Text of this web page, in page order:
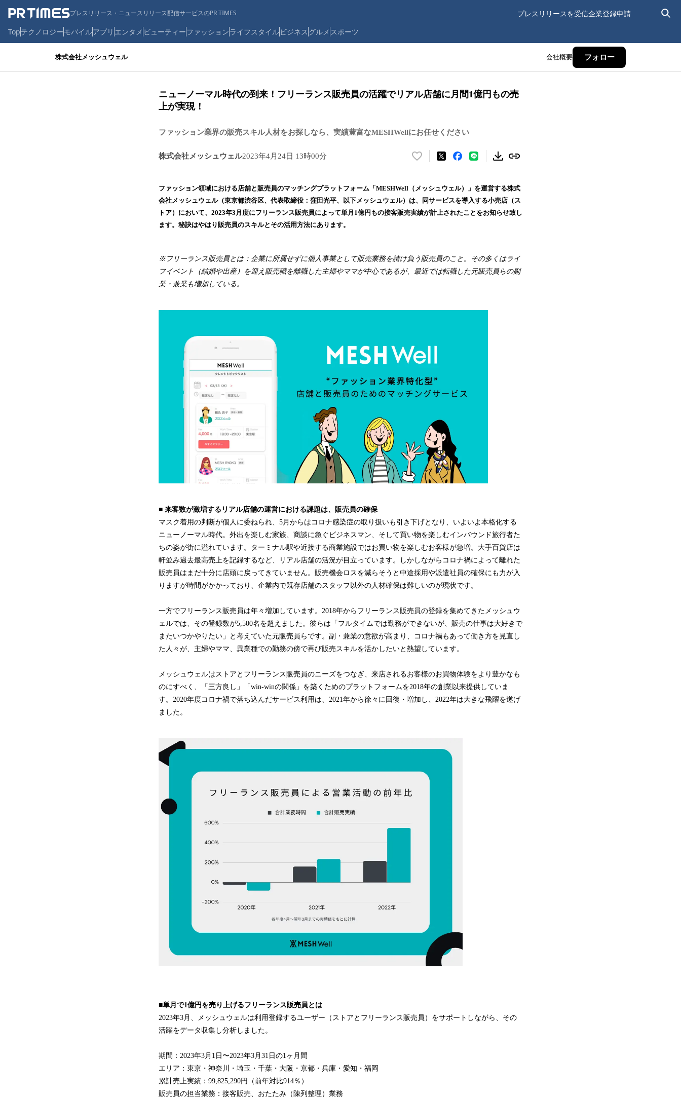
プレスリリース・ニュースリリース配信サービスのPR TIMES プレスリリースを受信企業登録申請
Topテクノロジーモバイルアプリ エンタメ ビューティーファッションライフスタイルビジネス グルメ スポーツ
株式会社メッシュウェル 会社概要 フォロー
ニューノーマル時代の到来！フリーランス販売員の活躍でリアル店舗に月間1億円もの売
上が実現！
ファッション業界の販売スキル人材をお探しなら、実績豊富なMESHWellにお任せください
株式会社メッシュウェル2023年4月24日 13時00分
い
！
数
を
み
中
ファッション領域における店舗と販売員のマッチングプラットフォーム「MESHWell（メッシュウェル）」を運営する株式
会社メッシュウェル（東京都渋谷区、代表取締役：窪田光平、以下メッシュウェル）は、同サービスを導入する小売店（ス
トア）において、2023年3月度にフリーランス販売員によって単月1億円もの接客販売実績が計上されたことをお知らせ致し
ます。秘訣はやはり販売員のスキルとその活用方法にあります。
※フリーランス販売員とは：企業に所属せずに個人事業として販売業務を請け負う販売員のこと。その多くはライ
フイベント（結婚や出産）を迎え販売職を離職した主婦やママが中心であるが、最近では転職した元販売員らの副
業・兼業も増加している。
■ 来客数が激増するリアル店舗の運営における課題は、販売員の確保
マスク着用の判断が個人に委ねられ、5月からはコロナ感染症の取り扱いも引き下げとなり、いよいよ本格化する
ニューノーマル時代。外出を楽しむ家族、商談に急ぐビジネスマン、そして買い物を楽しむインバウンド旅行者た
ちの姿が街に溢れています。ターミナル駅や近接する商業施設ではお買い物を楽しむお客様が急増。大手百貨店は
軒並み過去最高売上を記録するなど、リアル店舗の活況が目立っています。しかしながらコロナ禍によって離れた
販売員はまだ十分に店頭に戻ってきていません。販売機会ロスを減らそうと中途採用や派遣社員の確保にも力が入
りますが時間がかかっており、企業内で既存店舗のスタッフ以外の人材確保は難しいのが現状です。
一方でフリーランス販売員は年々増加しています。2018年からフリーランス販売員の登録を集めてきたメッシュウ
ェルでは、その登録数が5,500名を超えました。彼らは「フルタイムでは勤務ができないが、販売の仕事は大好きで
またいつかやりたい」と考えていた元販売員らです。副・兼業の意欲が高まり、コロナ禍もあって働き方を見直し
た人々が、主婦やママ、異業種での勤務の傍で再び販売スキルを活かしたいと熱望しています。
メッシュウェルはストアとフリーランス販売員のニーズをつなぎ、来店されるお客様のお買物体験をより豊かなも
のにすべく、「三方良し」「win-winの関係」を築くためのプラットフォームを2018年の創業以来提供していま
す。2020年度コロナ禍で落ち込んだサービス利用は、2021年から徐々に回復・増加し、2022年は大きな飛躍を遂げ
ました。
■単月で1億円を売り上げるフリーランス販売員とは
2023年3月、メッシュウェルは利用登録するユーザー（ストアとフリーランス販売員）をサポートしながら、その
活躍をデータ収集し分析しました。
期間：2023年3月1日〜2023年3月31日の1ヶ月間
エリア：東京・神奈川・埼玉・千葉・大阪・京都・兵庫・愛知・福岡
累計売上実績：99,825,290円（前年対比914％）
販売員の担当業務：接客販売、おたたみ（陳列整理）業務